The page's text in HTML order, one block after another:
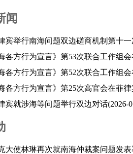
闻
宾举行南海问题双边磋商机制第十一
各方行为宣言》第53次联合工作组
各方行为宣言》第52次联合工作组
各方行为宣言》第25次高官会在菲
宾就涉海等问题举行双边对话(2026-
大使林琳再次就南海仲裁案问题发